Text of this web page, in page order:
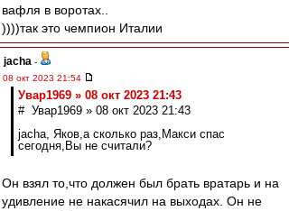
вафля в воротах..
))))так это чемпион Италии
jacha -
08 окт 2023 21:54
Увар1969 » 08 окт 2023 21:43
# Увар1969 » 08 окт 2023 21:43
jacha, Яков,а сколько раз,Макси спас
сегодня,Вы не считали?
Он взял то,что должен был брать вратарь и на
удивление не накасячил на выходах. Он не